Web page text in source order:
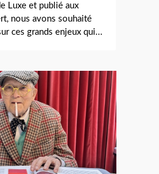
Luxe et publié aux
nous avons souhaité
ces grands enjeux qui...